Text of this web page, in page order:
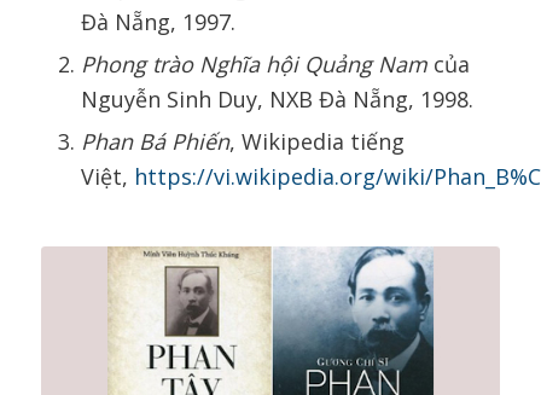
Đà Nẵng, 1997.
Phong trào Nghĩa hội Quảng Namcủa
Nguyễn Sinh Duy, NXB Đà Nẵng, 1998.
Phan Bá Phiến, Wikipedia tiếng
Việt, https://vi.wikipedia.org/wiki/